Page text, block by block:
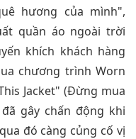
hương của mình",
quần áo ngoài trời
khích khách hàng
chương trình Worn
Jacket" (Đừng mua
gây chấn động khi
đó càng củng cố vị